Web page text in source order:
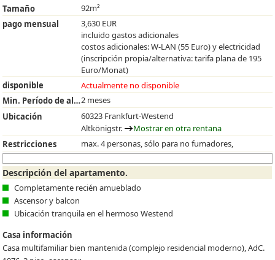
Tamaño
92m²
pago mensual
3,630 EUR
incluido gastos adicionales
costos adicionales: W-LAN (55 Euro) y electricidad
(inscripción propia/alternativa: tarifa plana de 195
Euro/Monat)
disponible
Actualmente no disponible
Min. Período de alquiler2 meses
Ubicación
60323 Frankfurt-Westend
Altkönigstr.
Mostrar en otra rentana
Restricciones
max. 4 personas, sólo para no fumadores,
Descripción del apartamento.
Completamente recién amueblado
Ascensor y balcon
Ubicación tranquila en el hermoso Westend
Casa información
Casa multifamiliar bien mantenida (complejo residencial moderno), AdC.